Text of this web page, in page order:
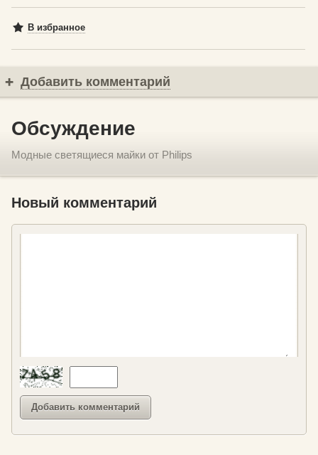
В избранное
Добавить комментарий
Обсуждение
Модные светящиеся майки от Philips
Новый комментарий